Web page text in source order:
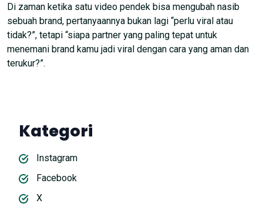
Di zaman ketika satu video pendek bisa mengubah nasib
sebuah brand, pertanyaannya bukan lagi “perlu viral atau
tidak?”, tetapi “siapa partner yang paling tepat untuk
menemani brand kamu jadi viral dengan cara yang aman dan
terukur?”.
Kategori
Instagram
Facebook
X